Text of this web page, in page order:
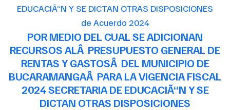
de Acuerdo 2024
POR MEDIO DEL CUAL SE ADICIONAN
RECURSOS ALÂ PRESUPUESTO GENERAL DE
RENTAS Y GASTOSÂ DEL MUNICIPIO DE
BUCARAMANGAÂ PARA LA VIGENCIA FISCAL
2024 SECRETARIA DE EDUCACIÃ“N Y SE
DICTAN OTRAS DISPOSICIONES